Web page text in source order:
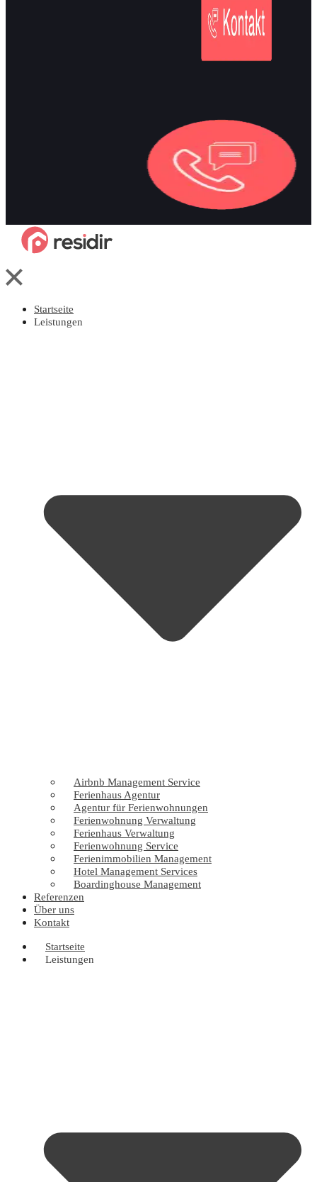
Startseite
Leistungen
Airbnb Management Service
Ferienhaus Agentur
Agentur für Ferienwohnungen
Ferienwohnung Verwaltung
Ferienhaus Verwaltung
Ferienwohnung Service
Ferienimmobilien Management
Hotel Management Services
Boardinghouse Management
Referenzen
Über uns
Kontakt
Startseite
Leistungen